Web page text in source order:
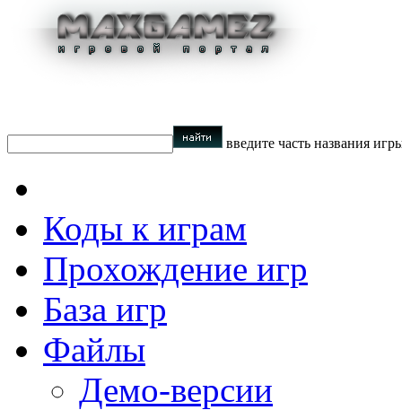
введите часть названия
Коды к играм
Прохождение игр
База игр
Файлы
Демо-версии